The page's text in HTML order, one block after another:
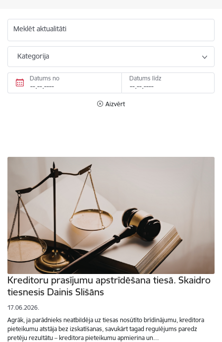
Meklēt aktualitāti
Kategorija
Datums no Datums līdz
Aizvērt
Kreditoru prasījumu apstrīdēšana tiesā. Skaidro
tiesnesis Dainis Slišāns
17.06.2026.
Agrāk, ja parādnieks neatbildēja uz tiesas nosūtīto brīdinājumu, kreditora
pieteikumu atstāja bez izskatīšanas, savukārt tagad regulējums paredz
pretēju rezultātu – kreditora pieteikumu apmierina un…